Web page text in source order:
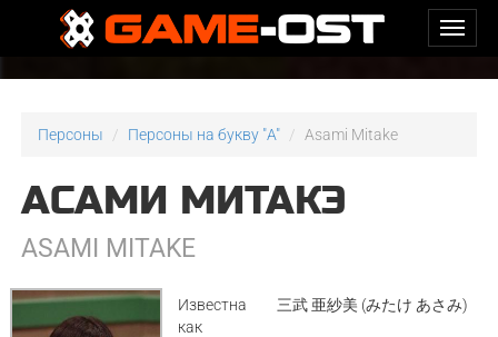
Персоны Персоны на букву "A" Asami Mitake
АСАМИ МИТАКЭ
ASAMI MITAKE
Известна
как
三武 亜紗美 (みたけ あさみ)